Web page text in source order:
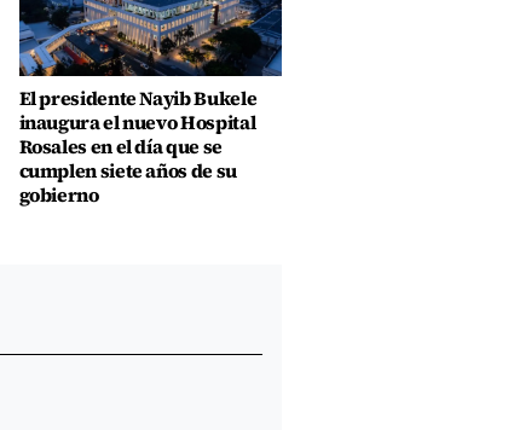
El presidente Nayib Bukele
inaugura el nuevo Hospital
Rosales en el día que se
cumplen siete años de su
gobierno